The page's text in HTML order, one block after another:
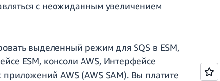
с неожиданным увеличением
выделенный режим для SQS в ESM,
ESM, консоли AWS, Интерфейсе
AWS (AWS SAM). Вы платите